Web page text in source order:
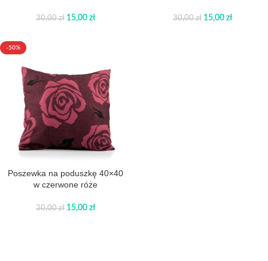
30,00zł 15,00 zł 30,00zł 15,00 zł
-50%
Poszewka na poduszkę 40×40
w czerwone róże
30,00zł 15,00 zł